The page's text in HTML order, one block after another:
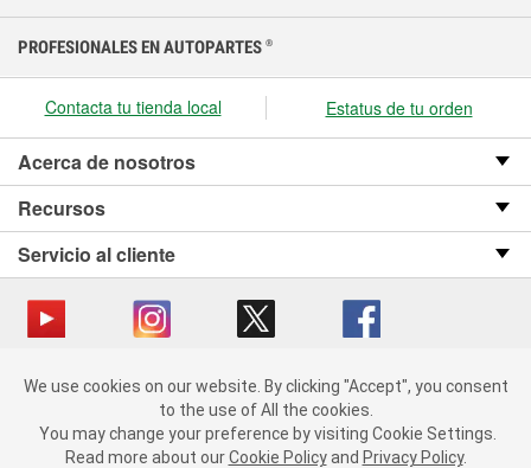
By clicking "Accept", you consent to the use of All the cookies.
You may change your preference by visiting Cookie Settings.
Read more about our Cookie Policy and Privacy Policy.
We use cookies on our website. By clicking "Accept", you consent
to the use of All the cookies.
You may change your preference by visiting Cookie Settings.
Read more about our Cookie Policy and Privacy Policy.
PROFESIONALES EN AUTOPARTES ®
Contacta tu tienda local Estatus de tu orden
Acerca de nosotros
Recursos
Servicio al cliente
Copyright © 2008-2026 O’Reilly Auto Parts v OST_3.2.0.0.729 (3) cv1361
Política de privacidad
Ley de transparencia en las cadenas de suministro
de California